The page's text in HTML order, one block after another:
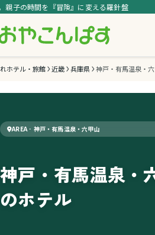
親子の時間を『冒険』に変える羅針盤
ホテル・旅館 近畿 兵庫県 神戸・有馬温泉・
AREA · 神戸・有馬温泉・六甲山
神戸・有馬温泉・
のホテル